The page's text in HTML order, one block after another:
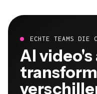
Al video's